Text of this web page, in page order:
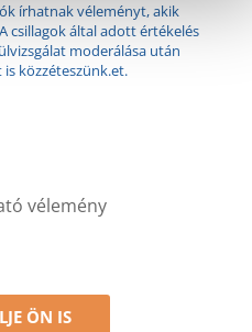
írhatnak véleményt, akik
csillagok által adott értékelés
moderálása után
közzéteszünk.et.
vélemény
ÖN IS